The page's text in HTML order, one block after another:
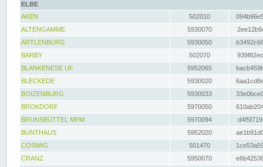
ELBE
AKEN
502010
ALTENGAMME
5930070
ARTLENBURG
5930050
BARBY
502070
BLANKENESE UF
5952065
BLECKEDE
5930020
BOIZENBURG
5930033
BROKDORF
5970050
BRUNSBÜTTEL MPM
5970094
BUNTHAUS
5952020
COSWIG
501470
CRANZ
5950070